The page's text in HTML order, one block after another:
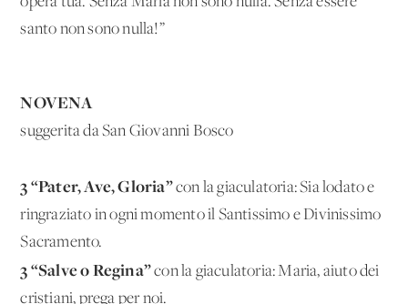
santo non sono nulla!”
NOVENA
suggerita da San Giovanni Bosco
3 “Pater, Ave, Gloria”con la giaculatoria: Sia lodato e
ringraziato in ogni momento il Santissimo e Divinissimo
Sacramento.
3 “Salve o Regina”con la giaculatoria: Maria, aiuto dei
cristiani, prega per noi.